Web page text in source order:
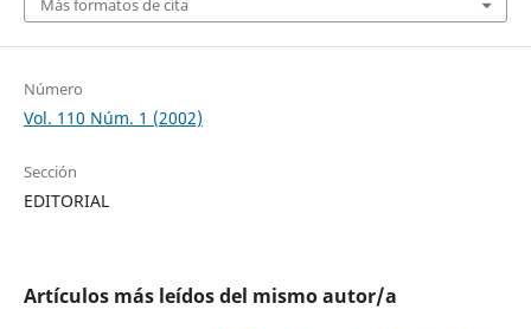
Más formatos de cita
Número
Vol. 110 Núm. 1 (2002)
Sección
EDITORIAL
Artículos más leídos del mismo autor/a